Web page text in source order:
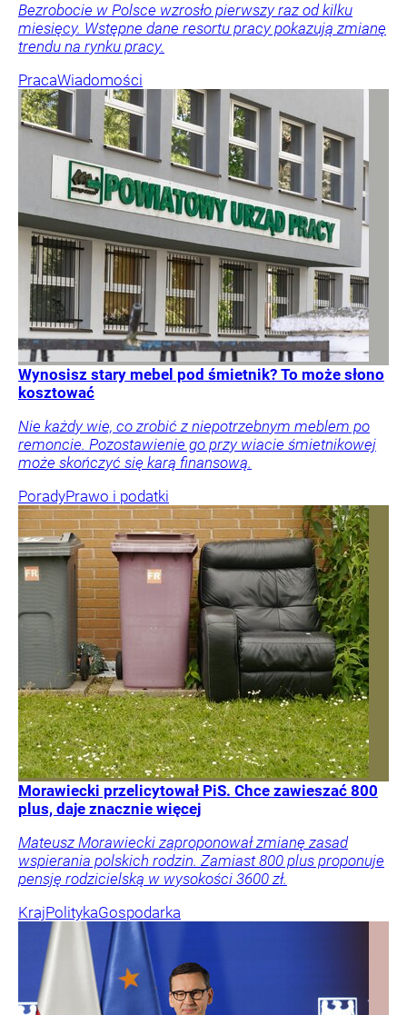
Bezrobocie w Polsce wzrosło pierwszy raz od kilku
miesięcy. Wstępne dane resortu pracy pokazują zmianę
trendu na rynku pracy.
PracaWiadomości
Wynosisz stary mebel pod śmietnik? To może słono
kosztować
Nie każdy wie, co zrobić z niepotrzebnym meblem po
remoncie. Pozostawienie go przy wiacie śmietnikowej
może skończyć się karą finansową.
PoradyPrawo i podatki
Morawiecki przelicytował PiS. Chce zawieszać 800
plus, daje znacznie więcej
Mateusz Morawiecki zaproponował zmianę zasad
wspierania polskich rodzin. Zamiast 800 plus proponuje
pensję rodzicielską w wysokości 3600 zł.
KrajPolitykaGospodarka